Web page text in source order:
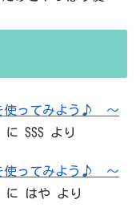
シンプルだった
使ってみよう♪ ～
に SSS より
使ってみよう♪ ～
に はや より